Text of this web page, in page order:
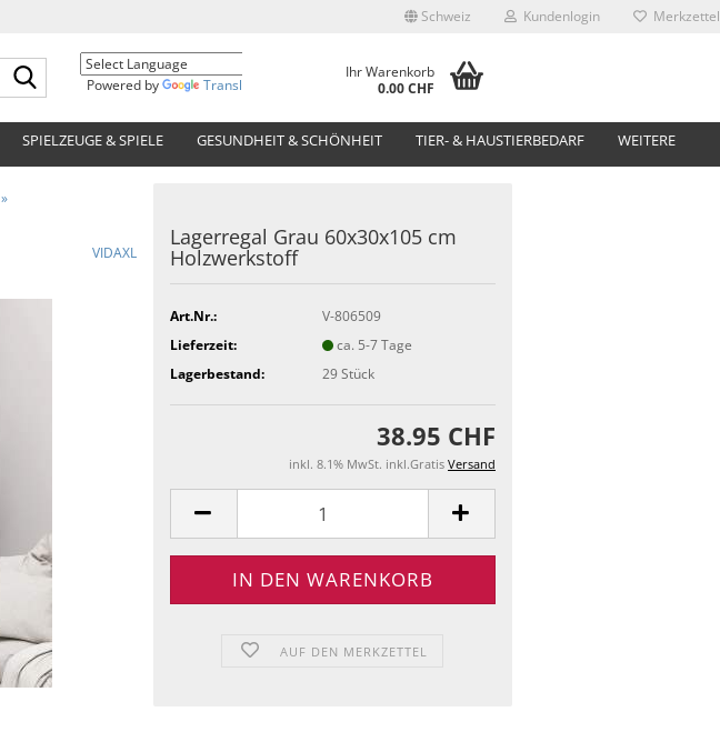
Schweiz Kundenlogin Merkzettel
Suche...
Powered by
Translate
Ihr Warenkorb
0.00 CHF
SPIELZEUGE & SPIELE GESUNDHEIT & SCHÖNHEIT TIER- & HAUSTIERBEDARF WEITERE
»
VIDAXL
Lagerregal Grau 60x30x105 cm
Holzwerkstoff
Art.Nr.:
V-806509
Lieferzeit:
ca. 5-7 Tage
Lagerbestand:
29Stück
38.95 CHF
inkl. 8.1% MwSt. inkl.Gratis Versand
AUF DEN MERKZETTEL